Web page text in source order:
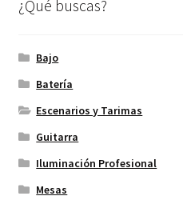
¿Qué buscas?
Bajo
Batería
Escenarios y Tarimas
Guitarra
Iluminación Profesional
Mesas